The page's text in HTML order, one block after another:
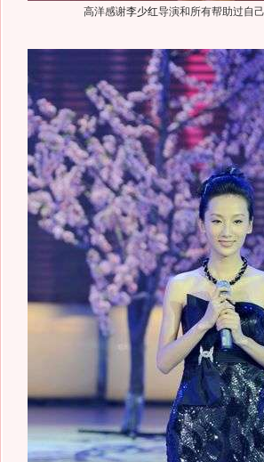
高洋感谢李少红导演和所有帮助过自